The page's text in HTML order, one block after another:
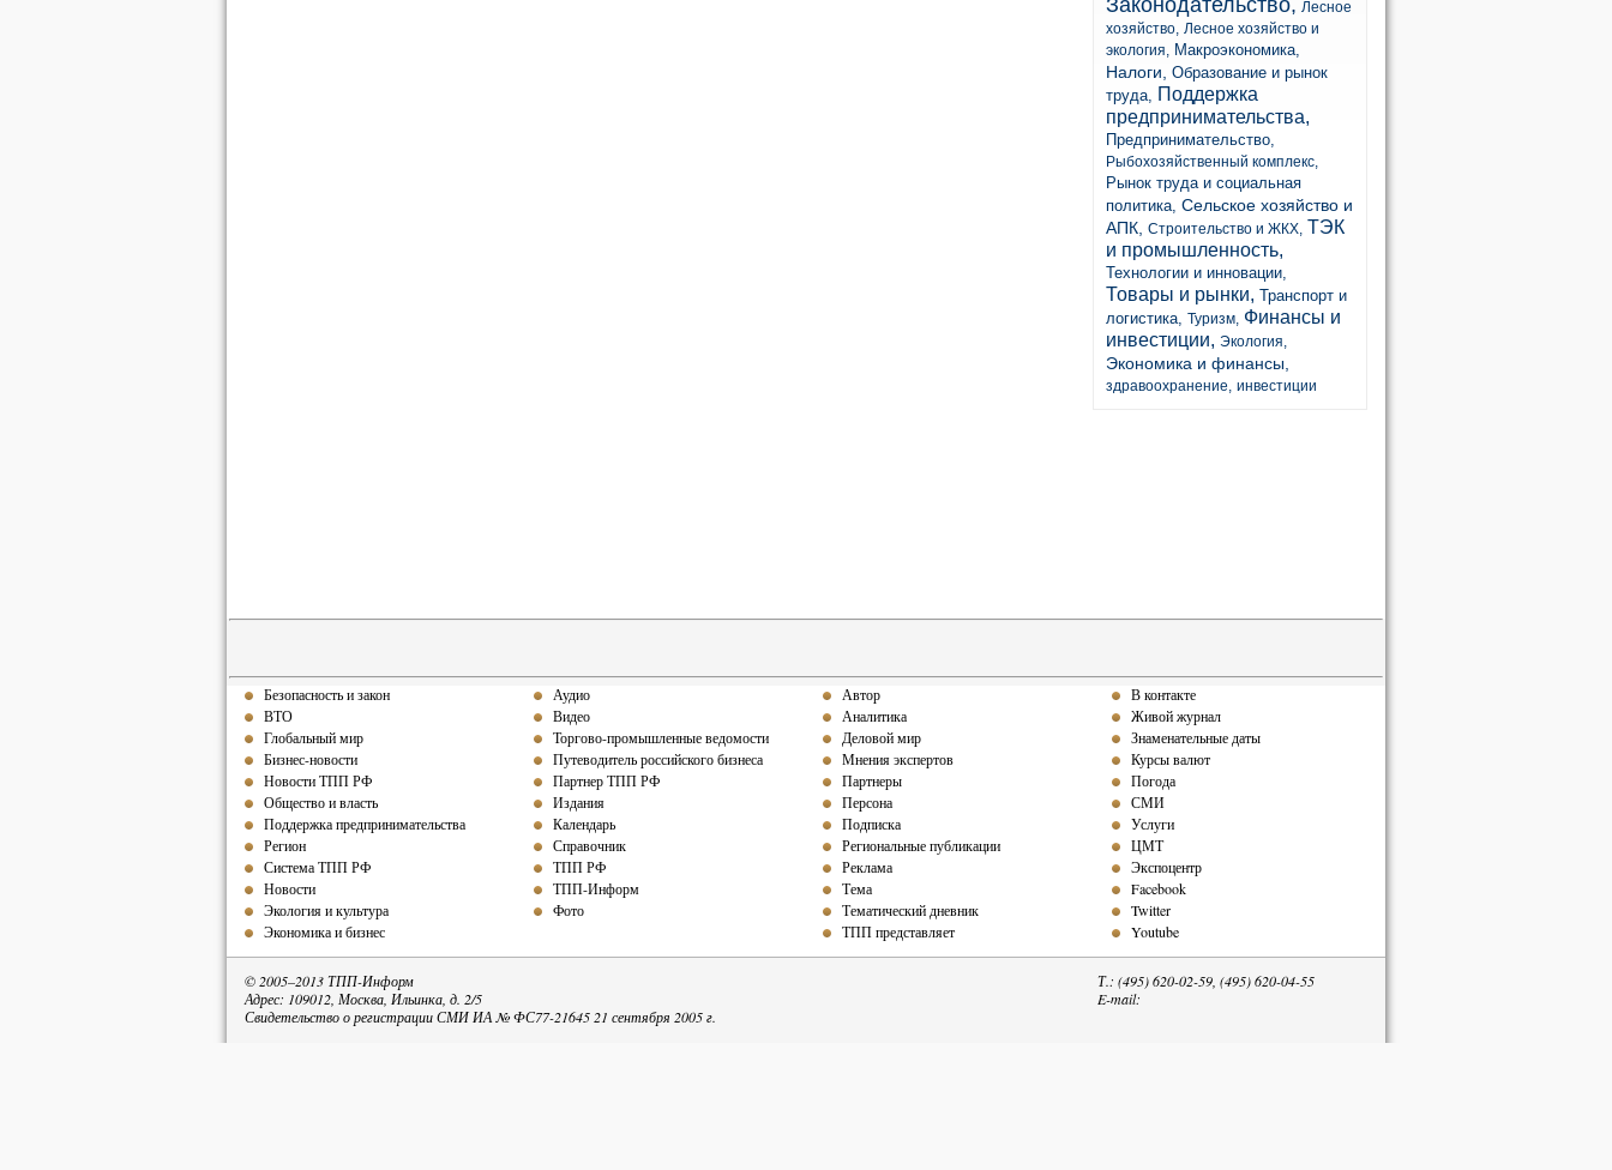
Законодательство, Лесное
хозяйство, Лесное хозяйство и
экология, Макроэкономика,
Налоги, Образование и рынок
труда, Поддержка
предпринимательства,
Предпринимательство,
Рыбохозяйственный комплекс,
Рынок труда и социальная
политика, Сельское хозяйство и
АПК, Строительство и ЖКХ, ТЭК
и промышленность,
Технологии и инновации,
Товары и рынки, Транспорт и
логистика, Туризм, Финансы и
инвестиции, Экология,
Экономика и финансы,
здравоохранение, инвестиции
Безопасность и закон
ВТО
Глобальный мир
Бизнес-новости
Новости ТПП РФ
Общество и власть
Поддержка предпринимательства
Регион
Система ТПП РФ
Новости
Экология и культура
Экономика и бизнес
Аудио
Видео
Торгово-промышленные ведомости
Путеводитель российского бизнеса
Партнер ТПП РФ
Издания
Календарь
Справочник
ТПП РФ
ТПП-Информ
Фото
Автор
Аналитика
Деловой мир
Мнения экспертов
Партнеры
Персона
Подписка
Региональные публикации
Реклама
Тема
Тематический дневник
ТПП представляет
В контакте
Живой журнал
Знаменательные даты
Курсы валют
Погода
СМИ
Услуги
ЦМТ
Экспоцентр
Facebook
Twitter
Youtube
© 2005–2013 ТПП-Информ
Адрес: 109012, Москва, Ильинка, д. 2/5
Свидетельство о регистрации СМИ ИА № ФС77-21645 21 сентября 2005 г.
Т.: (495) 620-02-59, (495) 620-04-55
E-mail: